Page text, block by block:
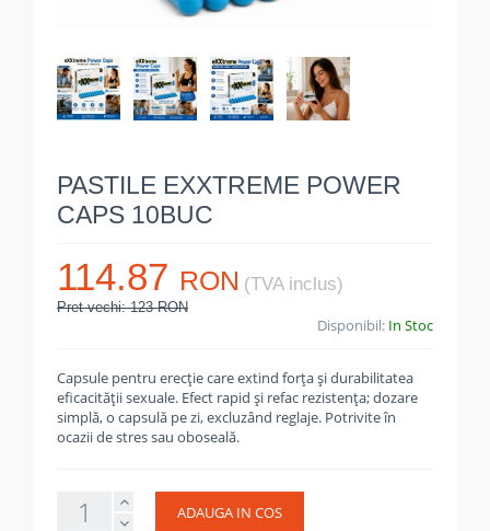
PASTILE EXXTREME POWER
CAPS 10BUC
114.87 RON (TVA inclus)
Pret vechi: 123 RON
Disponibil: In Stoc
Capsule pentru erecție care extind forța și durabilitatea
eficacității sexuale. Efect rapid și refac rezistența; dozare
simplă, o capsulă pe zi, excluzând reglaje. Potrivite în
ocazii de stres sau oboseală.
ADAUGA IN COS